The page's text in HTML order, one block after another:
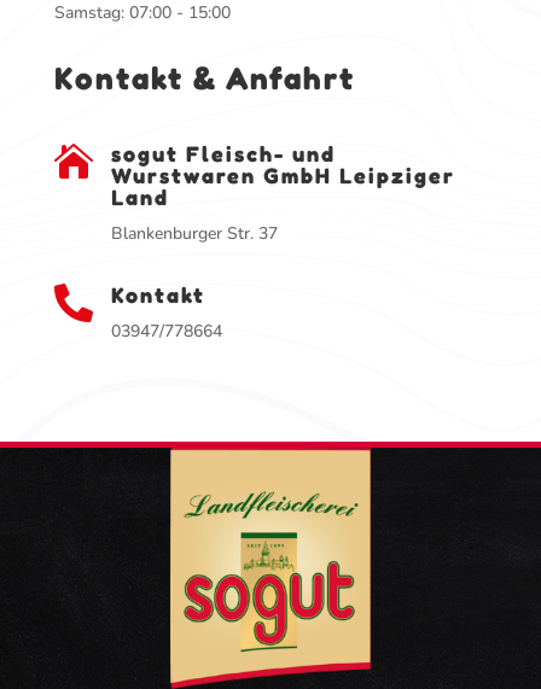
Samstag: 07:00 - 15:00
Kontakt & Anfahrt

sogut Fleisch- und
Wurstwaren GmbH Leipziger
Land
Blankenburger Str. 37
 Kontakt
03947/778664